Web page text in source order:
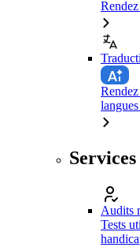
Services
Audits
Tests